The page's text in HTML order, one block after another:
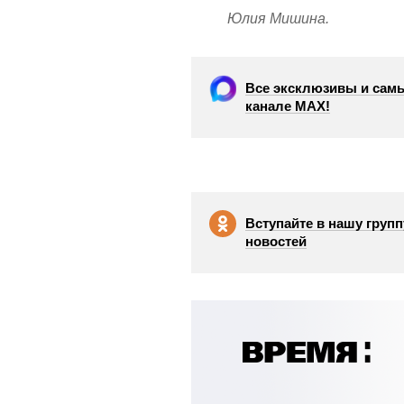
Юлия Мишина.
Все эксклюзивы и
канале МАХ!
Вступайте в нашу
новостей